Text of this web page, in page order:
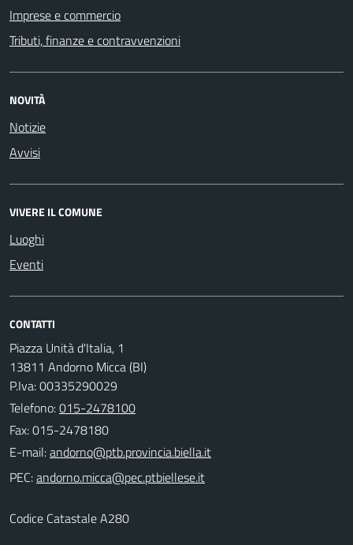
Imprese e commercio
Tributi, finanze e contravvenzioni
NOVITÀ
Notizie
Avvisi
VIVERE IL COMUNE
Luoghi
Eventi
CONTATTI
Piazza Unità d'Italia, 1
13811 Andorno Micca (BI)
P.Iva: 00335290029
Telefono:015-2478100
Fax: 015-2478180
E-mail:
PEC:
Codice Catastale A280